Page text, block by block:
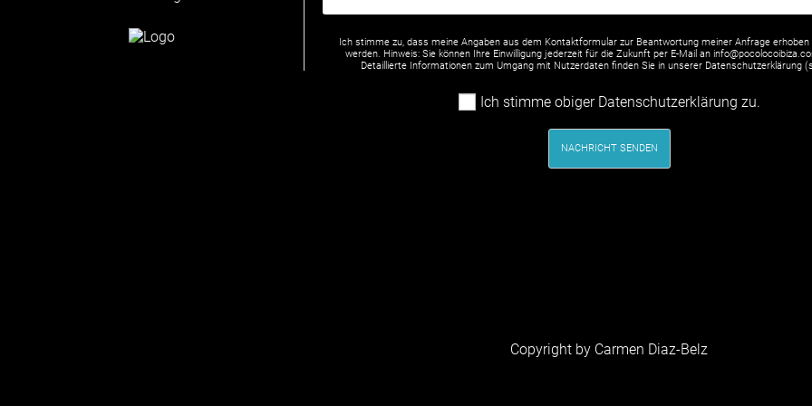
Ich stimme zu, dass meine Angaben aus dem Kontaktformular zur Beantwortung meiner Anfrage
werden. Hinweis: Sie können Ihre Einwilligung jederzeit für die Zukunft per E-Mail an
Detaillierte Informationen zum Umgang mit Nutzerdaten finden Sie in unserer Datenschutzerklärung
Ich stimme obiger Datenschutzerklärung zu.
NACHRICHT SENDEN
Copyright by Carmen Diaz-Belz